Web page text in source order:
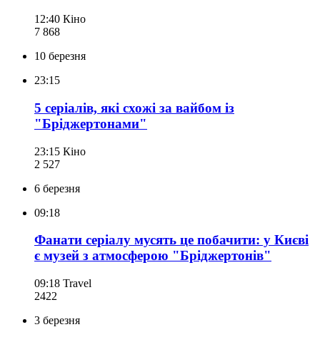
12:40 Кіно
7 868
10 березня
23:15
5 серіалів, які схожі за вайбом із
"Бріджертонами"
23:15 Кіно
2 527
6 березня
09:18
Фанати серіалу мусять це побачити: у Києві
є музей з атмосферою "Бріджертонів"
09:18 Travel
2422
3 березня